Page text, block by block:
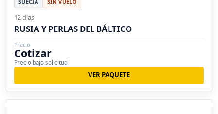
SUECIA SIN VUELO
12 días
RUSIA Y PERLAS DEL BÁLTICO
Precio
Cotizar
Precio bajo solicitud
VER PAQUETE